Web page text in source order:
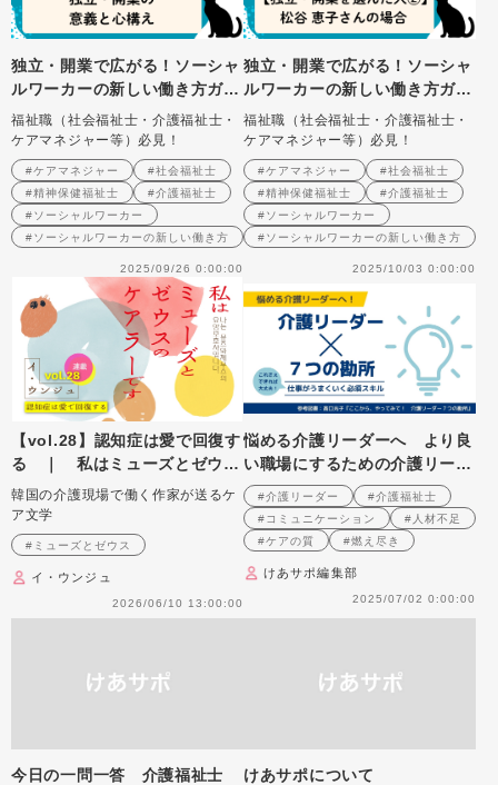
独立・開業で広がる！ソーシャ
ルワーカーの新しい働き方ガイ
ド Vol.4 独立・開業の意義
と心構え
福祉職（社会福祉士・介護福祉士・
ケアマネジャー等）必見！
#ケアマネジャー
#社会福祉士
#精神保健福祉士
#介護福祉士
#ソーシャルワーカー
#ソーシャルワーカーの新しい働き方
2025/09/26 0:00:00
独立・開業で広がる！ソーシャ
ルワーカーの新しい働き方ガイ
ド Vol.５ 【独立・開業を選
んだ人②】松谷 恵子さん（ま
つたに社会福祉士事務所）の場
合
福祉職（社会福祉士・介護福祉士・
ケアマネジャー等）必見！
#ケアマネジャー
#社会福祉士
#精神保健福祉士
#介護福祉士
#ソーシャルワーカー
#ソーシャルワーカーの新しい働き方
2025/10/03 0:00:00
【vol.28】認知症は愛で回復す
る ｜ 私はミューズとゼウス
のケアラーです
韓国の介護現場で働く作家が送るケ
ア文学
#ミューズとゼウス
イ・ウンジュ
2026/06/10 13:00:00
悩める介護リーダーへ より良
い職場にするための介護リーダ
ー７つの勘所！
#介護リーダー
#介護福祉士
#コミュニケーション
#人材不足
#ケアの質
#燃え尽き
けあサポ編集部
2025/07/02 0:00:00
今日の一問一答 介護福祉士
けあサポについて